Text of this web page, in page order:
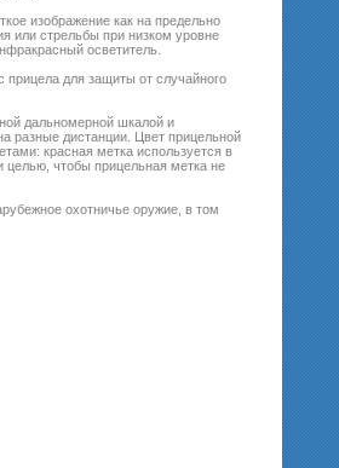
изображение как на предельно
или стрельбы при низком уровне
осветитель.
прицела для защиты от случайного
дальномерной шкалой и
разные дистанции. Цвет прицельной
красная метка используется в
целью, чтобы прицельная метка не
охотничье оружие, в том